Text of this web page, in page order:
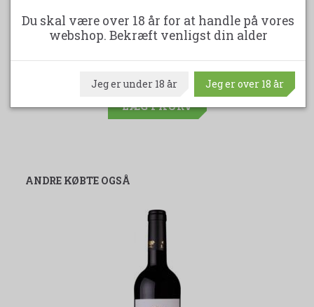
ENCANTADO BLANCO RAVASQUEIRA
LÆG I KURV
ANDRE KØBTE OGSÅ
Du skal være over 18 år for at handle på vores
webshop. Bekræft venligst din alder
Jeg er under 18 år Jeg er over 18 år